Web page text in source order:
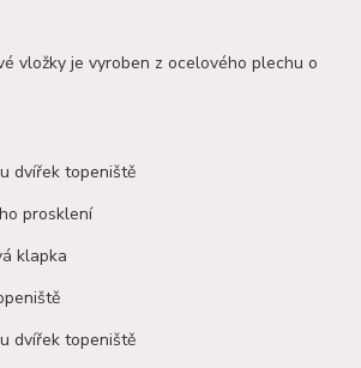
vložky je vyroben z ocelového plechu o
dvířek topeniště
prosklení
klapka
dvířek topeniště